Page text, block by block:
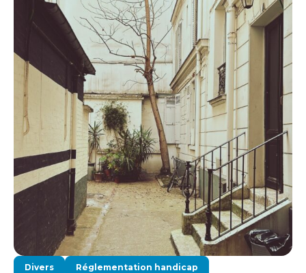
Divers Réglementation handicap